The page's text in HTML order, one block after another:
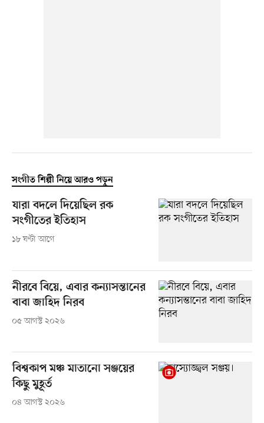
সংগীত শিল্পী নিয়ে আরও পড়ুন
যারা বদলে দিয়েছিল রক
সংগীতের ইতিহাস
১৮ ঘণ্টা আগে
নীরবে বিয়ে, এবার কন্যাসন্তানের
বাবা জাহিদ নিরব
০৫ আগস্ট ২০২৬
বিশ্বকাপ মঞ্চ মাতানো সঞ্জয়ের
কিছু মুহূর্ত
০৪ আগস্ট ২০২৬